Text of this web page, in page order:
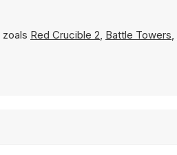
Red Crucible 2, Battle Towers,